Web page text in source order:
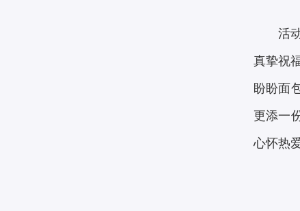
活
真挚祝
盼盼面
更添一
心怀热